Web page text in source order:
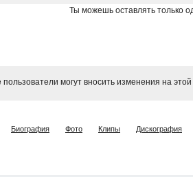
Ты можешь оставлять только
могут вносить изменения на
Биография Фото Клипы Дискография